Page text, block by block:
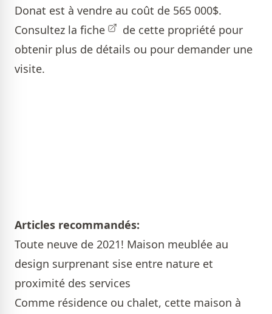
Donat est à vendre au coût de 565 000$.
Consultez la fiche
de cette propriété pour
obtenir plus de détails ou pour demander une
visite.
Articles recommandés:
Toute neuve de 2021! Maison meublée au
design surprenant sise entre nature et
proximité des services
Comme résidence ou chalet, cette maison à